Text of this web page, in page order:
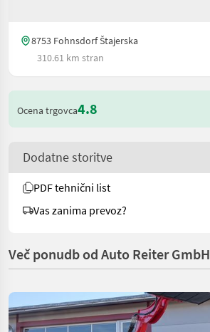
8753 Fohnsdorf Štajerska
310.61 km stran
Ocena trgovca4.8
Dodatne storitve
PDF tehnični list
Vas zanima prevoz?
Več ponudb od Auto Reiter GmbH